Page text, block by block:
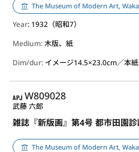
The Museum of Modern Art,
Year: 1932（昭和7）
Medium:木版、紙
Dim/dur: イメージ14.5×23.0cm／本
APJ
W809028
武藤 六郎
The Museum of Modern Art,